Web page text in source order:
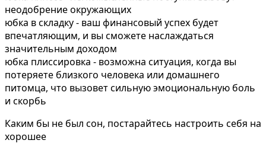
неодобрение окружающих
юбка в складку - ваш финансовый успех будет
впечатляющим, и вы сможете наслаждаться
значительным доходом
юбка плиссировка - возможна ситуация, когда вы
потеряете близкого человека или домашнего
питомца, что вызовет сильную эмоциональную боль
и скорбь
Каким бы не был сон, постарайтесь настроить себя на
хорошее